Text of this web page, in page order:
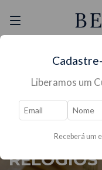
Mais Segura
Liberamos um
Receberá um